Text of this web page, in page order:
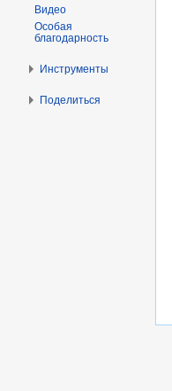
Видео
Особая
благодарность
Инструменты
Поделиться